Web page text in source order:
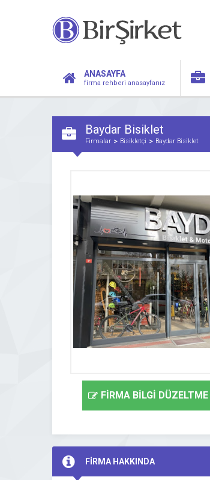
ANASAYFA
firma rehberi anasayfanız
Baydar Bisiklet
Firmalar Bisikletçi Baydar Bisiklet
FİRMA BİLGİ DÜZELTME
FİRMA HAKKINDA